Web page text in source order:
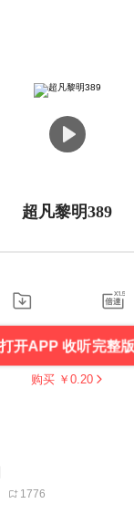
超凡黎明389
打开APP 收听完整版
购买 ￥ 0.20
1776